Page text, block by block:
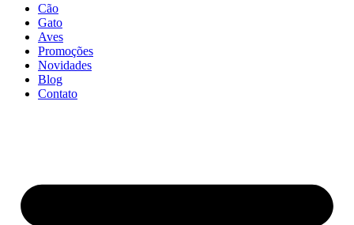
Cão
Gato
Aves
Promoções
Novidades
Blog
Contato